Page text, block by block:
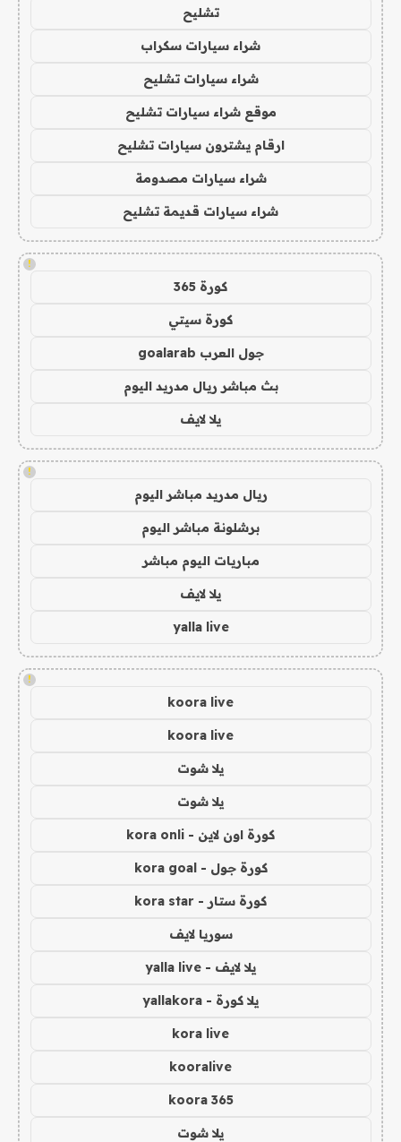
تشليح
شراء سيارات سكراب
شراء سيارات تشليح
موقع شراء سيارات تشليح
ارقام يشترون سيارات تشليح
شراء سيارات مصدومة
شراء سيارات قديمة تشليح
!
كورة 365
كورة سيتي
جول العرب goalarab
بث مباشر ريال مدريد اليوم
يلا لايف
!
ريال مدريد مباشر اليوم
برشلونة مباشر اليوم
مباريات اليوم مباشر
يلا لايف
yalla live
!
koora live
koora live
يلا شوت
يلا شوت
كورة اون لاين - kora onli
كورة جول - kora goal
كورة ستار - kora star
سوريا لايف
يلا لايف - yalla live
يلا كورة - yallakora
kora live
kooralive
koora 365
يلا شوت